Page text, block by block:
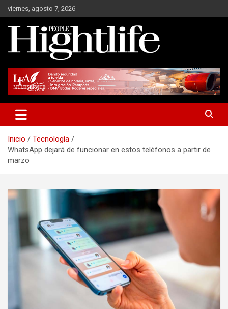
Saltar
al
contenido
viernes, agosto 7, 2026
Hight Life People
Inicio
Tecnología
WhatsApp dejará de funcionar en estos teléfonos a partir de
marzo